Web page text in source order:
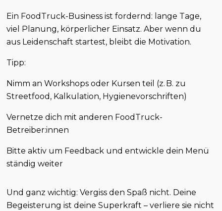
Ein FoodTruck-Business ist fordernd: lange Tage,
viel Planung, körperlicher Einsatz. Aber wenn du
aus Leidenschaft startest, bleibt die Motivation.
Tipp:
Nimm an Workshops oder Kursen teil (z. B. zu
Streetfood, Kalkulation, Hygienevorschriften)
Vernetze dich mit anderen FoodTruck-
Betreiber:innen
Bitte aktiv um Feedback und entwickle dein Menü
ständig weiter
Und ganz wichtig: Vergiss den Spaß nicht. Deine
Begeisterung ist deine Superkraft – verliere sie nicht